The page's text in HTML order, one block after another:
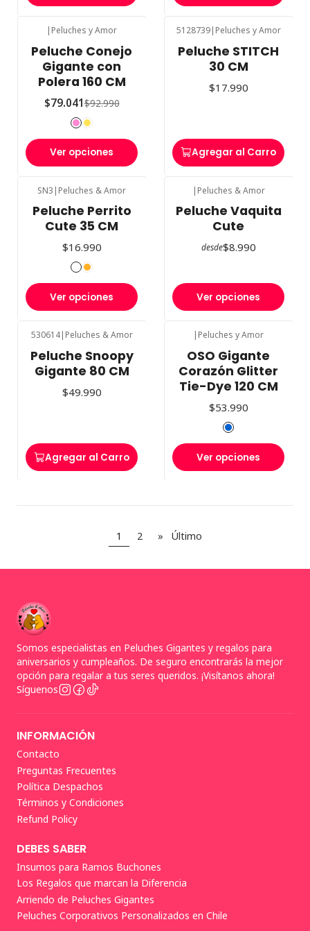
| Peluches y Amor
Peluche Conejo
Gigante con
Polera 160 CM
$79.041$92.990
Ver opciones
5128739| Peluches y Amor
Peluche STITCH
30 CM
$17.990
Agregar al Carro
SN3 | Peluches & Amor
Peluche Perrito
Cute 35 CM
$16.990
Ver opciones
| Peluches & Amor
Peluche Vaquita
Cute
desde$8.990
Ver opciones
530614| Peluches & Amor
Peluche Snoopy
Gigante 80 CM
$49.990
Agregar al Carro
Peluches y Amor
OSO Gigante
Corazón Glitter
Tie-Dye 120 CM
$53.990
Ver opciones
1 2 » Último
Somos especialistas en Peluches Gigantes y regalos para
aniversarios y cumpleaños. De seguro encontrarás la mejor
opción para regalar a tus seres queridos. ¡Visítanos ahora!
Síguenos
INFORMACIÓN
Contacto
Preguntas Frecuentes
Política Despachos
Términos y Condiciones
Refund Policy
DEBES SABER
Insumos para Ramos Buchones
Los Regalos que marcan la Diferencia
Arriendo de Peluches Gigantes
Peluches Corporativos Personalizados en Chile